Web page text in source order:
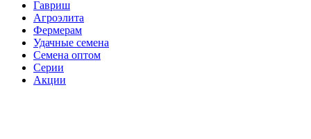
Гавриш
Агроэлита
Фермерам
Удачные семена
Семена оптом
Серии
Акции